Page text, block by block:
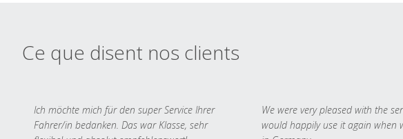
Ce que disent nos clients
Ich möchte mich für den super Service Ihrer
Fahrer/in bedanken. Das war Klasse, sehr
We were very pleased with the
would happily use it again when